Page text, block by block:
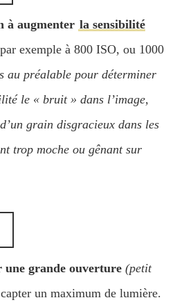
à augmenter la sensibilité
exemple à 800 ISO, ou 1000
au préalable pour déterminer
le « bruit » dans l’image,
grain disgracieux dans les
trop moche ou gênant sur
une grande ouverture (petit
un maximum de lumière.